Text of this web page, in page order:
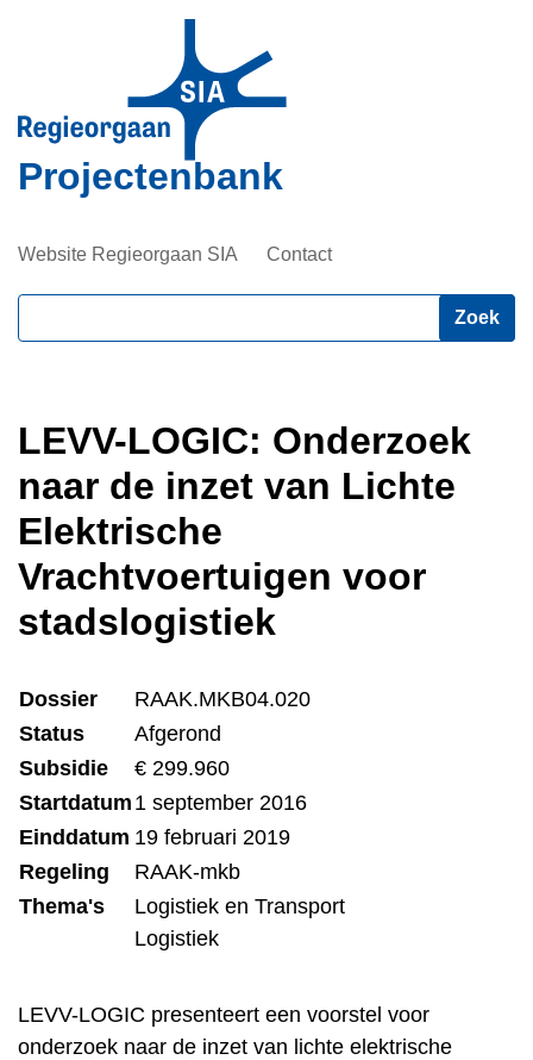
de
inhoud
gaan
Projectenbank
Website Regieorgaan SIA Contact
LEVV-LOGIC: Onderzoek
naar de inzet van Lichte
Elektrische
Vrachtvoertuigen voor
stadslogistiek
Dossier
RAAK.MKB04.020
Status
Afgerond
Subsidie
€ 299.960
Startdatum 1 september 2016
Einddatum 19 februari 2019
Regeling
RAAK-mkb
Thema's
Logistiek en Transport
Logistiek
LEVV-LOGIC presenteert een voorstel voor
onderzoek naar de inzet van lichte elektrische